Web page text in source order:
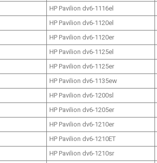
HP Pavilion dv6-1116el
HP Pavilion dv6-1120el
HP Pavilion dv6-1120er
HP Pavilion dv6-1125el
HP Pavilion dv6-1125er
HP Pavilion dv6-1135ew
HP Pavilion dv6-1200sl
HP Pavilion dv6-1205er
HP Pavilion dv6-1210er
HP Pavilion dv6-1210ET
HP Pavilion dv6-1210sr